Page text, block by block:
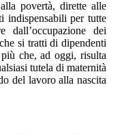
povertà, dirette alle
indispensabili per tutte
dei
si tratti di dipendenti
che, ad oggi, risulta
tutela di maternità
del lavoro alla nascita